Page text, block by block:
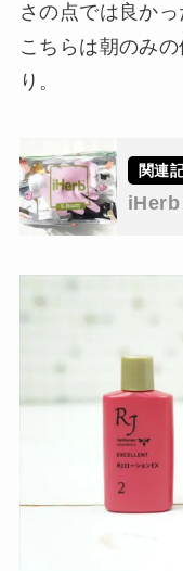
さの点では良かっ
こちらは朝のみ
り。